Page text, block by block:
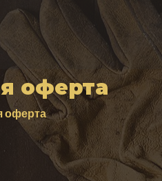
оферта
оферта